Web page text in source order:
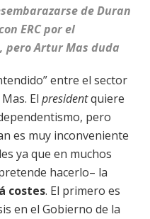
de Duran
ERC por el
Artur Mas duda
entre el sector
El presidentquiere
pero
es muy inconveniente
ya que en muchos
hacerlo– la
costes. El primero es
en el Gobierno de la